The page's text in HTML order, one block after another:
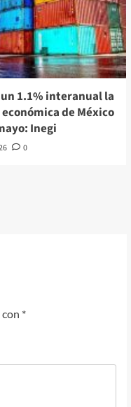
1.1% interanual la
de México
Inegi
0
*